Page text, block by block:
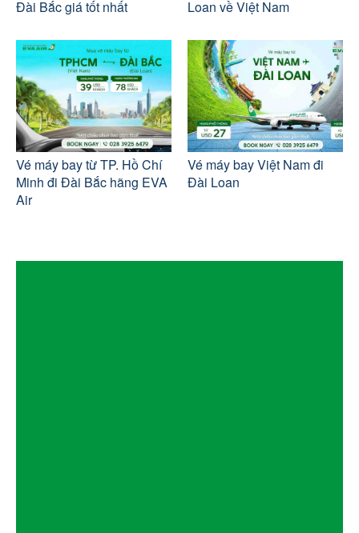
Đài Bắc giá tốt nhất Loan về Việt Nam
Vé máy bay từ TP. Hồ Chí
Minh đi Đài Bắc hãng EVA
Air
Vé máy bay Việt Nam đi
Đài Loan